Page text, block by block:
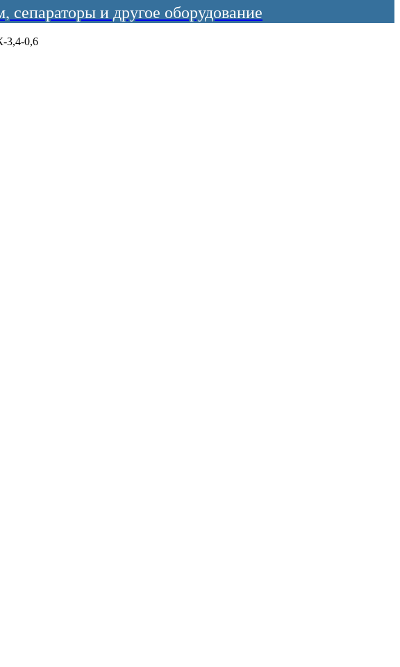
и другое оборудование
3,4-0,6